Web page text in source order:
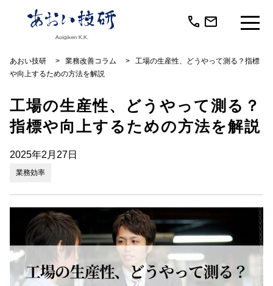
call mail
あおい技研 > 業務改善コラム >
工場の生産性、どうやって測る？指標
や向上するための方法を解説
工場の生産性、どうやって測る？
指標や向上するための方法を解説
2025年2月27日
業務効率